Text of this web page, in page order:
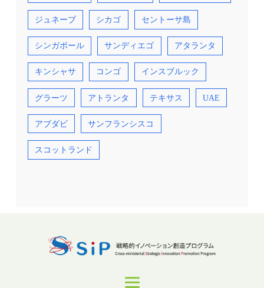
ジュネーブ シカゴ セントーサ島
シンガポール サンディエゴ アタランタ
キンシャサ コンゴ インスブルック
グラーツ アトランタ テキサス UAE
アブダビ サンフランシスコ
スコットランド